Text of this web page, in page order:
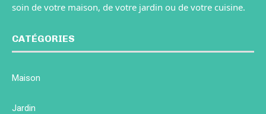
soin de votre maison, de votre jardin ou de votre cuisine.
CATÉGORIES
Maison
Jardin